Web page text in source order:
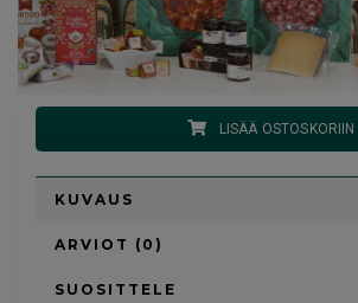
LISÄÄ OSTOSKORIIN
KUVAUS
ARVIOT (0)
SUOSITTELE